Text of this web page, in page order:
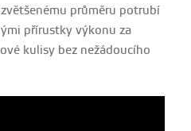
průměru potrubí
přírustky výkonu za
kulisy bez nežádoucího